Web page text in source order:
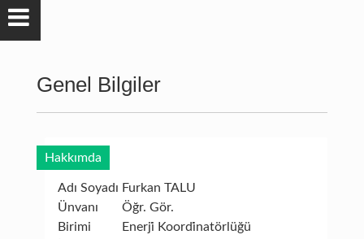
Genel Bilgiler
Hakkımda
Adı Soyadı Furkan TALU
Ünvanı
Öğr. Gör.
Birimi
Enerji̇ Koordi̇natörlüğü